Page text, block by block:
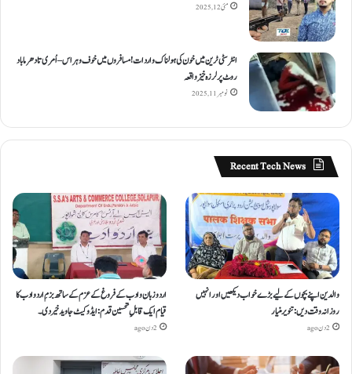
مئی 12, 2025
انٹر سٹی ٹرین میں خون کی ہولناک واردات! مسافروں میں خوف و ہراس – اُمری تا دھرما باد
روٹ پر لرزہ خیز واقعہ
نومبر 11, 2025
Recent Tech News
والدین اپنے بچوں کے لیے بڑے خواب دیکھیں اور انہیں
روزانہ وقت دیں : تنویر منیار
2 دن ago
اردو زبان و ادب کے فروغ کے عزم کے ساتھ بزمِ اردو ادب کا
قیام ایک قابلِ تحسین قدم : ایڈوکیٹ جاوید خیردی۔
2 دن ago